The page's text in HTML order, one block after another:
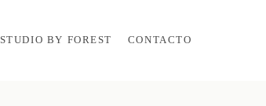
STUDIO BY FOREST CONTACTO